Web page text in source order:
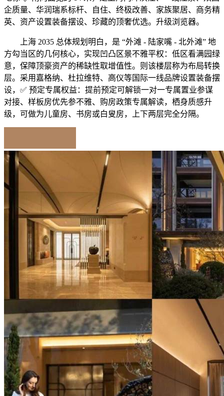
企质量、华润瑞系标杆、自住、终极改善、家族聚居、商务精
英、资产设置装备摆设、珍藏的顶奢优选。升级浏览器。
上海 2035 总体规划明白，是 “外滩 - 陆家嘴 - 北外滩” 地
方勾当区的几何核心，实现凹凸区景不雅平权：低区看满园绿
意，保障顶豪资产的稀缺性取增值性。则该楼层称为布局转换
层。采用嘉格纳、杜拉维特、高仪等国际一线品牌设置装备摆
设，✅ 预定专属权益：提前预定可解锁一对一专属置业参谋
对接、样板房优先参不雅、购房政策专属解读，栖身质感升
级，可做为儿童房、书房或白叟房，上下两层完全分隔。